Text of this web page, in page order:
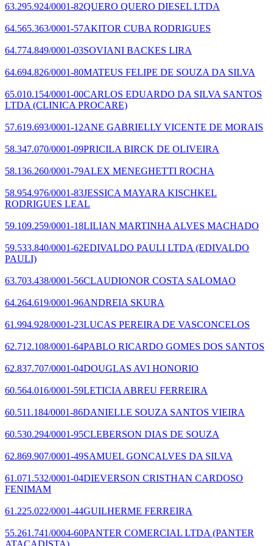
63.295.924/0001-82QUERO QUERO DIESEL LTDA
64.565.363/0001-57AKITOR CUBA RODRIGUES
64.774.849/0001-03SOVIANI BACKES LIRA
64.694.826/0001-80MATEUS FELIPE DE SOUZA DA SILVA
65.010.154/0001-00CARLOS EDUARDO DA SILVA SANTOS
LTDA (CLINICA PROCARE)
57.619.693/0001-12ANE GABRIELLY VICENTE DE MORAIS
58.347.070/0001-09PRICILA BIRCK DE OLIVEIRA
58.136.260/0001-79ALEX MENEGHETTI ROCHA
58.954.976/0001-83JESSICA MAYARA KISCHKEL
RODRIGUES LEAL
59.109.259/0001-18LILIAN MARTINHA ALVES MACHADO
59.533.840/0001-62EDIVALDO PAULI LTDA (EDIVALDO
PAULI)
63.703.438/0001-56CLAUDIONOR COSTA SALOMAO
64.264.619/0001-96ANDREIA SKURA
61.994.928/0001-23LUCAS PEREIRA DE VASCONCELOS
62.712.108/0001-64PABLO RICARDO GOMES DOS SANTOS
62.837.707/0001-04DOUGLAS AVI HONORIO
60.564.016/0001-59LETICIA ABREU FERREIRA
60.511.184/0001-86DANIELLE SOUZA SANTOS VIEIRA
60.530.294/0001-95CLEBERSON DIAS DE SOUZA
62.869.907/0001-49SAMUEL GONCALVES DA SILVA
61.071.532/0001-04DIEVERSON CRISTHAN CARDOSO
FENIMAM
61.225.022/0001-44GUILHERME FERREIRA
55.261.741/0004-60PANTER COMERCIAL LTDA (PANTER
ATACADISTA)